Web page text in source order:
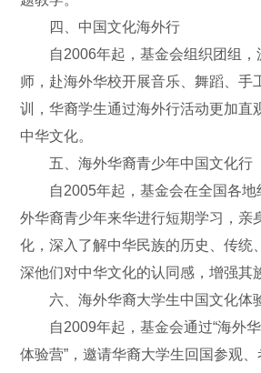
四、中国文化海外行
自2006年起，基金会组织团组
师，赴海外华校开展音乐、舞蹈、手
训，华裔学生通过海外行活动更加直
中华文化。
五、海外华裔青少年中国文化行
自2005年起，基金会在全国各
外华裔青少年来华进行短期学习，亲
化，深入了解中华民族的历史、传统
深他们对中华文化的认同感，增强其
六、海外华裔大学生中国文化体
自2009年起，基金会通过“海外
体验营”，邀请华裔大学生回国参观